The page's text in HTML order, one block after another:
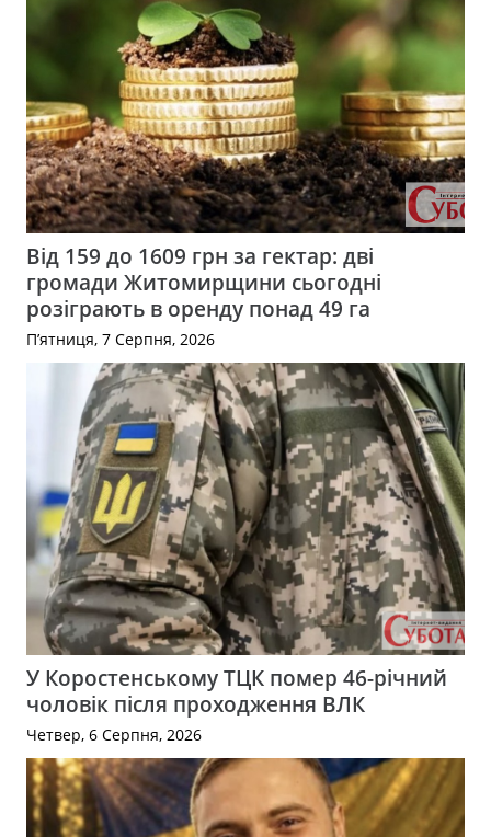
Від 159 до 1609 грн за гектар: дві
громади Житомирщини сьогодні
розіграють в оренду понад 49 га
П’ятниця, 7 Серпня, 2026
У Коростенському ТЦК помер 46-річний
чоловік після проходження ВЛК
Четвер, 6 Серпня, 2026